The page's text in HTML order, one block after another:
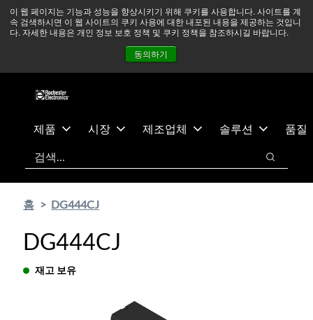
이 웹 페이지는 기능과 성능을 향상시키기 위해 쿠키를 사용합니다. 사이트를 계
속 검색하시면 이 웹 사이트의 쿠키 사용에 대한 내포된 내용을 제공하는 것입니
다. 자세한 내용은 개인 정보 보호 정책 및 쿠키 정책을 참조하시길 바랍니다.
동의하기
츠
건
중동 지역 상황을 지속적으로 주시하고 있으며, 모든 서비스는
정상적으로 운영되고 있습니다. 더 읽어보기 →
뉴스
문의하기
제품 시장 제조업체 솔루션
품질
검색
검색
홈 DG444CJ
DG444CJ
재고 보유